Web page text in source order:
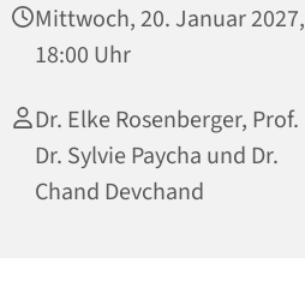
Mittwoch, 20. Januar 2027,
18:00 Uhr
Dr. Elke Rosenberger, Prof.
Dr. Sylvie Paycha und Dr.
Chand Devchand